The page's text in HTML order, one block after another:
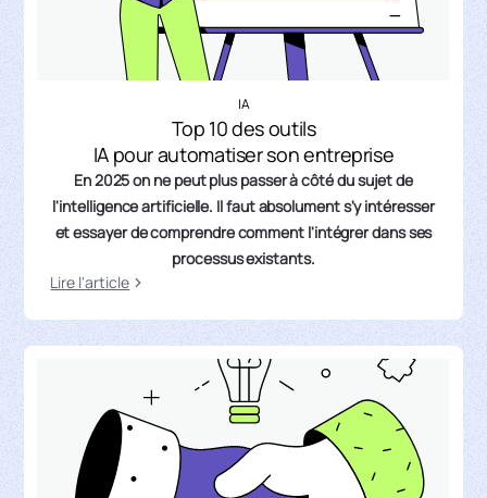
IA
Top 10 des outils
IA pour automatiser son entreprise
En 2025 on ne peut plus passer à côté du sujet de
l'intelligence artificielle. Il faut absolument s'y intéresser
et essayer de comprendre comment l'intégrer dans ses
processus existants.
Lire l'article